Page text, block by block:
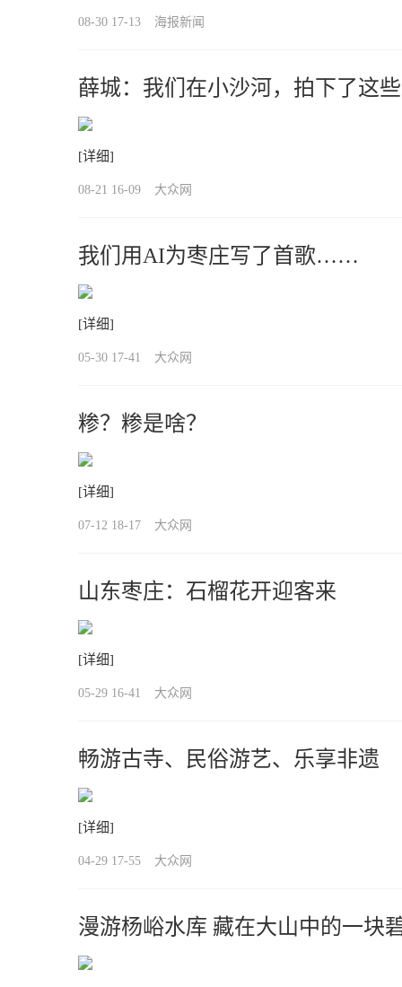
08-30 17-13 海报新闻
薛城：我们在小沙河，拍下了这
[详细]
08-21 16-09 大众网
我们用AI为枣庄写了首歌……
[详细]
05-30 17-41 大众网
糁？糁是啥？
[详细]
07-12 18-17 大众网
山东枣庄：石榴花开迎客来
[详细]
05-29 16-41 大众网
畅游古寺、民俗游艺、乐享非遗
[详细]
04-29 17-55 大众网
漫游杨峪水库 藏在大山中的一块